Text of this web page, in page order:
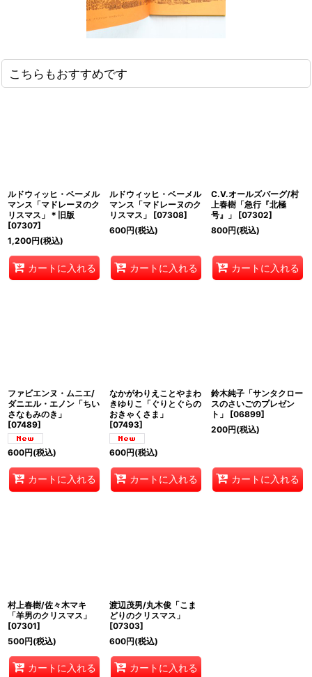
こちらもおすすめです
ルドウィッヒ・ベーメル
マンス「マドレーヌのク
リスマス」＊旧版
[07307]
1,200円(税込)
カートに入れる
ルドウィッヒ・ベーメル
マンス「マドレーヌのク
リスマス」
[07308]
600円(税込)
カートに入れる
C.V.オールズバーグ/村
上春樹「急行『北極
号』」
[07302]
800円(税込)
カートに入れる
ファビエンヌ・ムニエ/
ダニエル・エノン「ちい
さなもみのき」
[07489]
600円(税込)
カートに入れる
なかがわりえことやまわ
きゆりこ「ぐりとぐらの
おきゃくさま」
[07493]
600円(税込)
カートに入れる
鈴木純子「サンタクロー
スのさいごのプレゼン
ト」
[06899]
200円(税込)
カートに入れる
村上春樹/佐々木マキ
「羊男のクリスマス」
[07301]
500円(税込)
カートに入れる
渡辺茂男/丸木俊「こま
どりのクリスマス」
[07303]
600円(税込)
カートに入れる